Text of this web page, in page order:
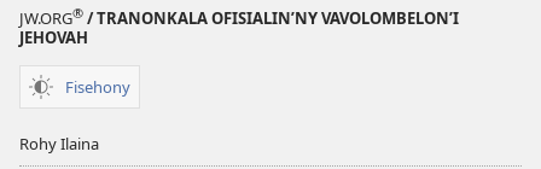
JW.ORG® / TRANONKALA OFISIALIN’NY VAVOLOMBELON’I
JEHOVAH
Fisehony
Rohy Ilaina